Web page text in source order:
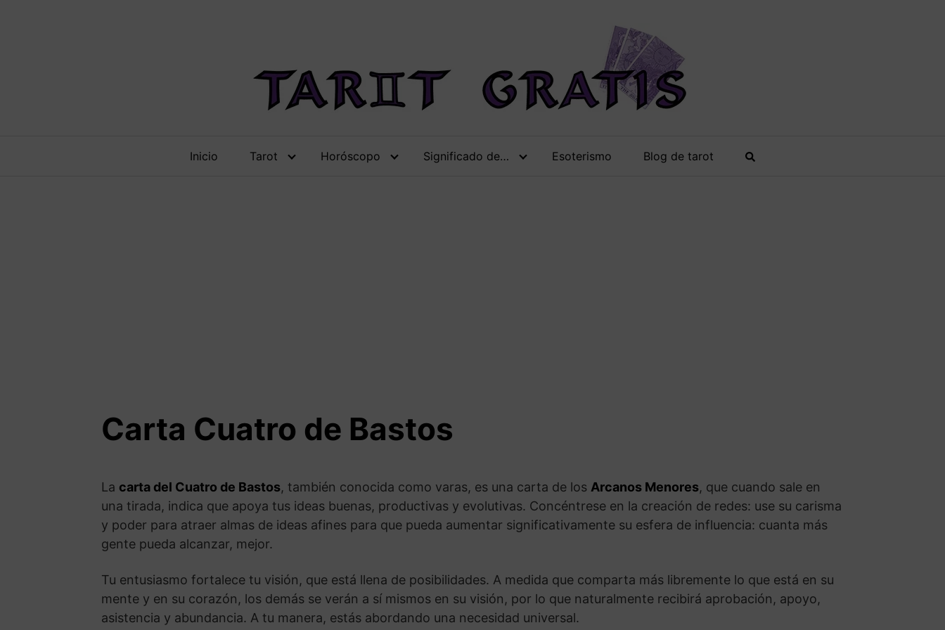
Inicio Tarot Horóscopo Significado de… Esoterismo Blog de tarot
Carta Cuatro de Bastos
La carta del Cuatro de Bastos, también conocida como varas, es una carta de los Arcanos Menores, que cuando sale en
una tirada, indica que apoya tus ideas buenas, productivas y evolutivas. Concéntrese en la creación de redes: use su carisma
y poder para atraer almas de ideas afines para que pueda aumentar significativamente su esfera de influencia: cuanta más
gente pueda alcanzar, mejor.
Tu entusiasmo fortalece tu visión, que está llena de posibilidades. A medida que comparta más libremente lo que está en su
mente y en su corazón, los demás se verán a sí mismos en su visión, por lo que naturalmente recibirá aprobación, apoyo,
asistencia y abundancia. A tu manera, estás abordando una necesidad universal.